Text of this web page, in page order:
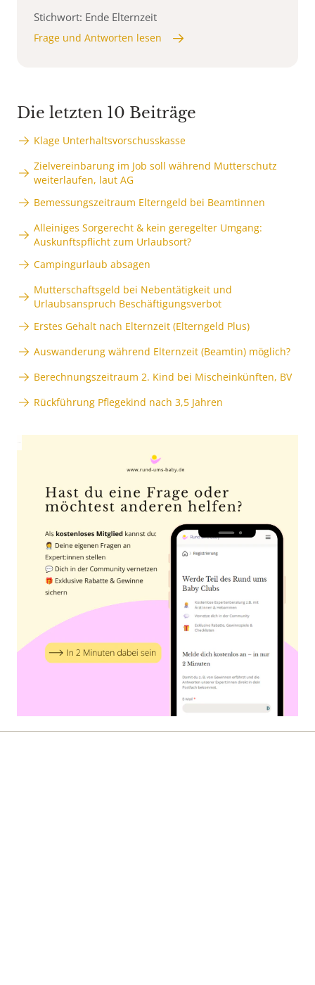
Stichwort: Ende Elternzeit
Frage und Antworten lesen
Die letzten 10 Beiträge
Klage Unterhaltsvorschusskasse
Zielvereinbarung im Job soll während Mutterschutz
weiterlaufen, laut AG
Bemessungszeitraum Elterngeld bei Beamtinnen
Alleiniges Sorgerecht & kein geregelter Umgang:
Auskunftspflicht zum Urlaubsort?
Campingurlaub absagen
Mutterschaftsgeld bei Nebentätigkeit und
Urlaubsanspruch Beschäftigungsverbot
Erstes Gehalt nach Elternzeit (Elterngeld Plus)
Auswanderung während Elternzeit (Beamtin) möglich?
Berechnungszeitraum 2. Kind bei Mischeinkünften, BV
Rückführung Pflegekind nach 3,5 Jahren